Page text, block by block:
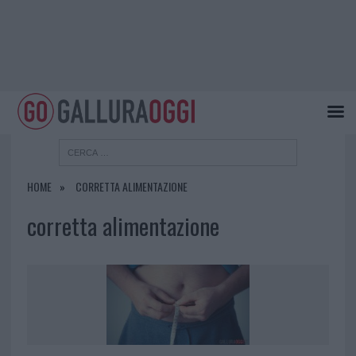
HOME CORRETTA ALIMENTAZIONE
corretta alimentazione